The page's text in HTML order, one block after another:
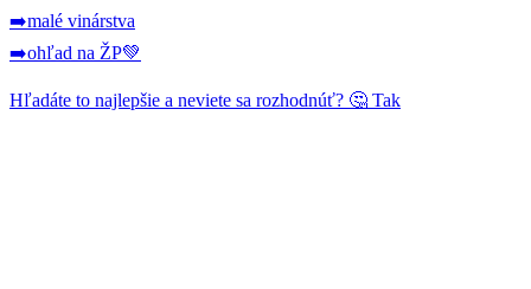
➡️malé vinárstva
➡️ohľad na ŽP💚
Hľadáte to najlepšie a neviete sa rozhodnúť? 🤔 Tak